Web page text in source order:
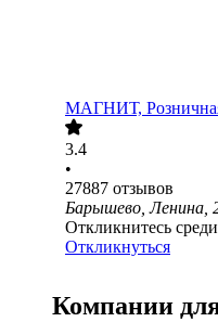
МАГНИТ,
3.4
•
27887 отзывов
Барышево, Ленина,
Откликнитесь
Откликнуться
Компании